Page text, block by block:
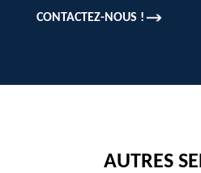
CONTACTEZ-NOUS !
AUTRES